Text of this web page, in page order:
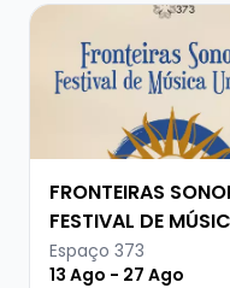
Veja mais sobre
FRONTEIRAS
FESTIVAL DE
URUGUAIA
Espaço 373
13 Ago - 27 Ago